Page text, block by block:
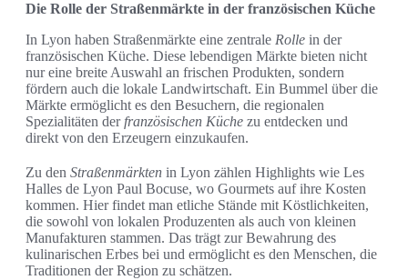
Die Rolle der Straßenmärkte in der französischen Küche
In Lyon haben Straßenmärkte eine zentrale Rolle in der
französischen Küche. Diese lebendigen Märkte bieten nicht
nur eine breite Auswahl an frischen Produkten, sondern
fördern auch die lokale Landwirtschaft. Ein Bummel über die
Märkte ermöglicht es den Besuchern, die regionalen
Spezialitäten der französischen Küche zu entdecken und
direkt von den Erzeugern einzukaufen.
Zu den Straßenmärkten in Lyon zählen Highlights wie Les
Halles de Lyon Paul Bocuse, wo Gourmets auf ihre Kosten
kommen. Hier findet man etliche Stände mit Köstlichkeiten,
die sowohl von lokalen Produzenten als auch von kleinen
Manufakturen stammen. Das trägt zur Bewahrung des
kulinarischen Erbes bei und ermöglicht es den Menschen, die
Traditionen der Region zu schätzen.